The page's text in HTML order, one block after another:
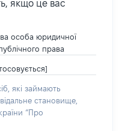
якщо це вас
особа юридичної
права
які займають
становище,
“Про